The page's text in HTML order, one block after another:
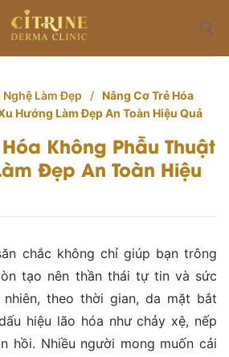
Nghệ Làm Đẹp / Nâng Cơ Trẻ Hóa
Hướng Làm Đẹp An Toàn Hiệu Quả
Không Phẫu Thuật
Đẹp An Toàn Hiệu
chắc không chỉ giúp bạn trông
tạo nên thần thái tự tin và sức
theo thời gian, da mặt bắt
hiệu lão hóa như chảy xệ, nếp
hồi. Nhiều người mong muốn cải